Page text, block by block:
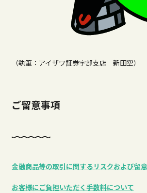
（執筆：アイザワ証券宇部支店 新田空）
ご留意事項
金融商品等の取引に関するリスクおよび留
お客様にご負担いただく手数料について